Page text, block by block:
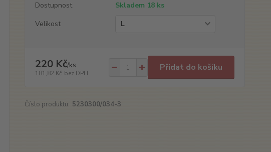
Dostupnost
Skladem 18 ks
Velikost
220 Kč/ks
181,82 Kč bez DPH
Přidat do košíku
Číslo produktu: 5230300/034-3